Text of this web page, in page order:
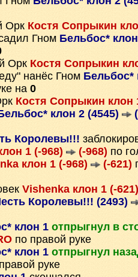
Орк Костя Сопрыкин
Гном Бельбос*
Орк Костя Сопрыкин
нанёс Гном Бельбос*
на 0
Костя Сопрыкин клон
клон 2 (4545)
Королевы!!!
1 (-968) (-968) по
клон 1 (-968) (-621)
Vishenka клон 1 (-
Королевы!!! (2493)
клон 1 отпрыгнул в
по правой руке
клон 1 отпрыгнул
руке